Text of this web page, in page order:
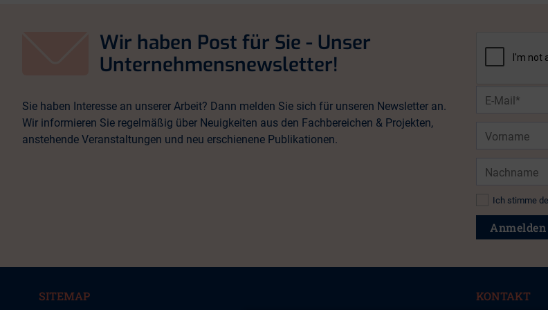
Wir haben Post für Sie - Unser
Unternehmensnewsletter!
Sie haben Interesse an unserer Arbeit? Dann melden Sie sich für unseren Newsletter an.
Wir informieren Sie regelmäßig über Neuigkeiten aus den Fachbereichen & Projekten,
anstehende Veranstaltungen und neu erschienene Publikationen.
E-
Vorname
Nachname
Datenschutz*
Ich stimme
Anmelden
SITEMAP KONTAKT